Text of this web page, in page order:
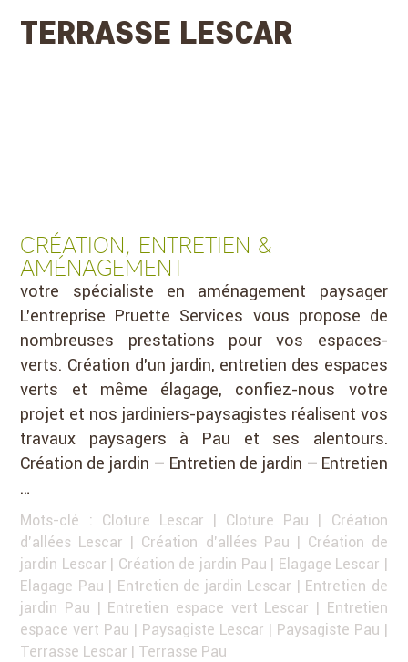
TERRASSE LESCAR
CRÉATION, ENTRETIEN &
AMÉNAGEMENT
votre spécialiste en aménagement paysager
L’entreprise Pruette Services vous propose de
nombreuses prestations pour vos espaces-
verts. Création d’un jardin, entretien des espaces
verts et même élagage, confiez-nous votre
projet et nos jardiniers-paysagistes réalisent vos
travaux paysagers à Pau et ses alentours.
Création de jardin – Entretien de jardin – Entretien
…
Mots-clé : Cloture Lescar | Cloture Pau | Création
d'allées Lescar | Création d'allées Pau | Création de
jardin Lescar | Création de jardin Pau | Elagage Lescar |
Elagage Pau | Entretien de jardin Lescar | Entretien de
jardin Pau | Entretien espace vert Lescar | Entretien
espace vert Pau | Paysagiste Lescar | Paysagiste Pau |
Terrasse Lescar | Terrasse Pau